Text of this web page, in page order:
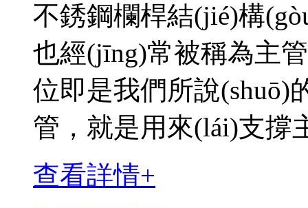
不銹鋼欄桿結(jié)構
也經(jīng)常被稱為主
位即是我們所說(shuō)
管，就是用來(lái)支撐
查看詳情+